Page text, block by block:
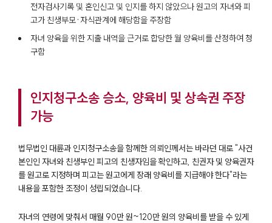
전자검사기록 및 혼인신고 및 인지를 하지 않았으나 원고의 자녀와 피
고가 친생부모·자식관계에 해당함을 주장함
자녀 양육을 위한 지출 내역을 근거로 합당한 월 양육비를 산정하여 청
구함
인지청구소송 승소, 양육비 및 상속권 주장
가능
법무법인 대륜과 인지청구소송을 함께한 의뢰인께서는 바라던 대로 "사건
본인인 자녀와 친생부인 피고의 친생자임을 확인하고, 친권자 및 양육권자
를 원고로 지정하며 피고는 원고에게 장래 양육비를 지급해야 한다"라는
내용을 포함한 조정이 성립되었습니다.
자녀의 연령에 맞춰서 매월 90만 원~120만 원의 양육비를 받을 수 있게